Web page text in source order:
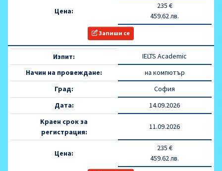
Цена:
235 €
459.62 лв.
Запиши се
Изпит:
IELTS Academic
Начин на провеждане:
на компютър
Град:
София
Дата:
14.09.2026
Kраен срок за
регистрация:
11.09.2026
Цена:
235 €
459.62 лв.